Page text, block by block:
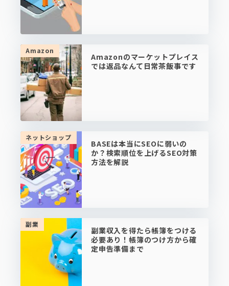
Amazon
Amazonのマーケットプレイス
では返品なんて日常茶飯事です
ネットショップ
BASEは本当にSEOに弱いの
か？検索順位を上げるSEO対策
方法を解説
副業
副業収入を得たら帳簿をつける
必要あり！帳簿のつけ方から確
定申告準備まで